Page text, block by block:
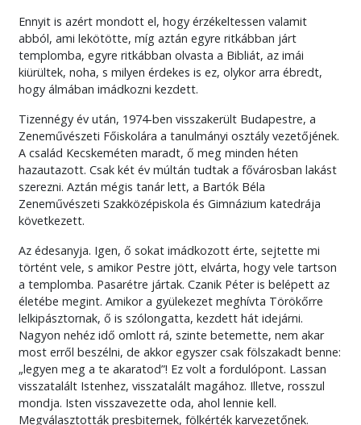
Ennyit is azért mondott el, hogy érzékeltessen valamit
abból, ami lekötötte, míg aztán egyre ritkábban járt
templomba, egyre ritkábban olvasta a Bibliát, az imái
kiürültek, noha, s milyen érdekes is ez, olykor arra ébredt,
hogy álmában imádkozni kezdett.
Tizennégy év után, 1974-ben visszakerült Budapestre, a
Zeneművészeti Főiskolára a tanulmányi osztály vezetőjének.
A család Kecskeméten maradt, ő meg minden héten
hazautazott. Csak két év múltán tudtak a fővárosban lakást
szerezni. Aztán mégis tanár lett, a Bartók Béla
Zeneművészeti Szakközépiskola és Gimnázium katedrája
következett.
Az édesanyja. Igen, ő sokat imádkozott érte, sejtette mi
történt vele, s amikor Pestre jött, elvárta, hogy vele tartson
a templomba. Pasarétre jártak. Czanik Péter is belépett az
életébe megint. Amikor a gyülekezet meghívta Törökőrre
lelkipásztornak, ő is szólongatta, kezdett hát idejárni.
Nagyon nehéz idő omlott rá, szinte betemette, nem akar
most erről beszélni, de akkor egyszer csak fölszakadt benne:
„legyen meg a te akaratod”! Ez volt a fordulópont. Lassan
visszatalált Istenhez, visszatalált magához. Illetve, rosszul
mondja. Isten visszavezette oda, ahol lennie kell.
Megválasztották presbiternek, fölkérték karvezetőnek.